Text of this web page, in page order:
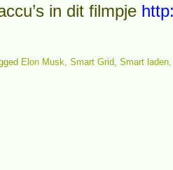
in dit filmpje
Elon Musk, Smart Grid, Smart laden